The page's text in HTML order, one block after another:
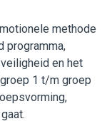
methode
programma,
en het
1 t/m groep